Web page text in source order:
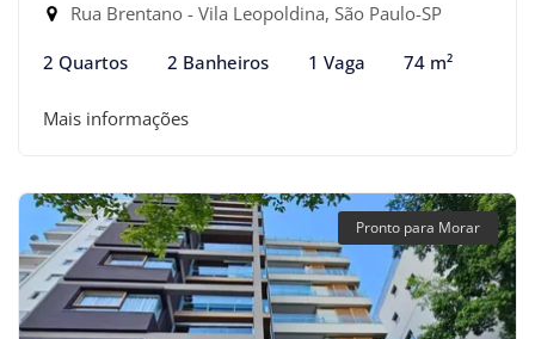
Rua Brentano - Vila Leopoldina, São Paulo-SP
2 Quartos 2 Banheiros 1 Vaga 74 m²
Mais informações
Pronto para Morar